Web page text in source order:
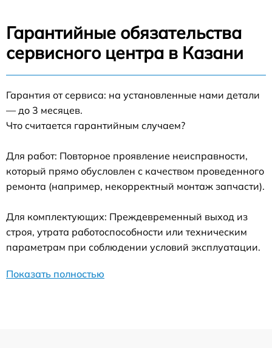
Гарантийные обязательства
сервисного центра в Казани
Гарантия от сервиса: на установленные нами детали
— до 3 месяцев.
Что считается гарантийным случаем?
Для работ: Повторное проявление неисправности,
который прямо обусловлен с качеством проведенного
ремонта (например, некорректный монтаж запчасти).
Для комплектующих: Преждевременный выход из
строя, утрата работоспособности или техническим
параметрам при соблюдении условий эксплуатации.
Показать полностью